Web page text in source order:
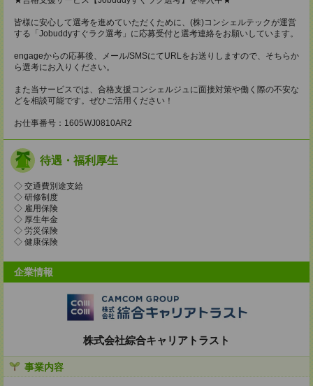
皆様に安心して選考を進めていただくために、(株)コンシェルテックが運営
する「Jobuddyすぐラク選考」に応募受付と選考連絡をお願いしています。
engageからの応募後、メール/SMSにてURLをお送りしますので、そちらか
ら選考にお入りください。
また当サービスでは、合格支援コンシェルジュに面接対策や働く際の不安な
どを相談可能です。ぜひご活用ください！
お仕事番号：1605WJ0810AR2
待遇・福利厚生
◇ 交通費別途支給
◇ 研修制度
◇ 雇用保険
◇ 厚生年金
◇ 労災保険
◇ 健康保険
企業情報
株式会社綜合キャリアトラスト
事業内容